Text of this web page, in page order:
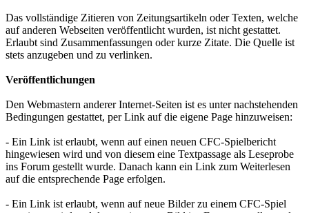
Das vollständige Zitieren von Zeitungsartikeln oder Texten, welche
auf anderen Webseiten veröffentlicht wurden, ist nicht gestattet.
Erlaubt sind Zusammenfassungen oder kurze Zitate. Die Quelle ist
stets anzugeben und zu verlinken.
Veröffentlichungen
Den Webmastern anderer Internet-Seiten ist es unter nachstehenden
Bedingungen gestattet, per Link auf die eigene Page hinzuweisen:
- Ein Link ist erlaubt, wenn auf einen neuen CFC-Spielbericht
hingewiesen wird und von diesem eine Textpassage als Leseprobe
ins Forum gestellt wurde. Danach kann ein Link zum Weiterlesen
auf die entsprechende Page erfolgen.
- Ein Link ist erlaubt, wenn auf neue Bilder zu einem CFC-Spiel